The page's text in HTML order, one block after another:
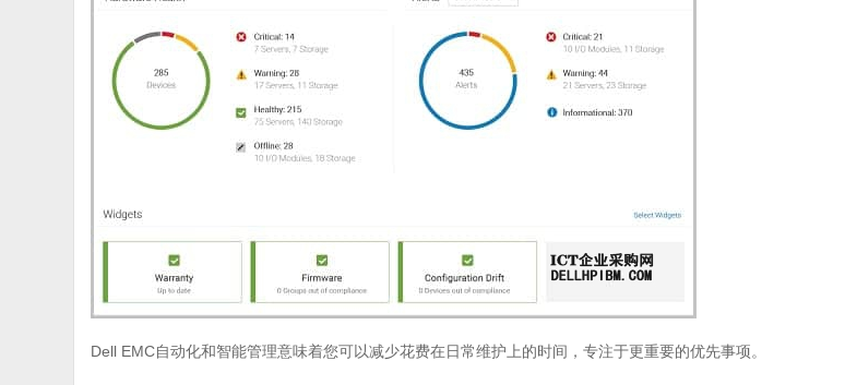
Dell EMC自动化和智能管理意味着您可以减少花费在日常维护上的时间，专注于更重要的优先事项。